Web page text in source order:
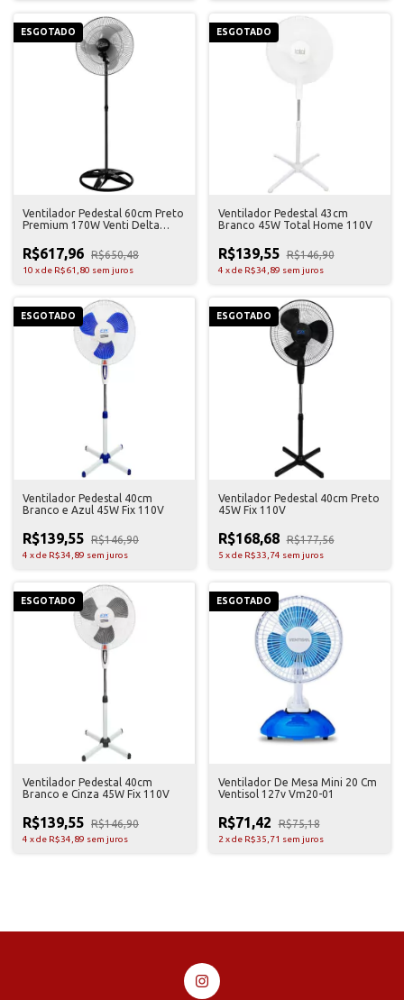
ESGOTADO
Ventilador Pedestal 60cm Preto
Premium 170W Venti Delta
R$617,96 R$650,48
10 xde R$61,80 sem juros
ESGOTADO
Ventilador Pedestal 43cm
Branco 45W Total Home 110V
R$139,55 R$146,90
4 xde R$34,89 sem juros
ESGOTADO
Ventilador Pedestal 40cm
Branco e Azul 45W Fix 110V
R$139,55 R$146,90
4 xde R$34,89 sem juros
ESGOTADO
Ventilador Pedestal 40cm Preto
45W Fix 110V
R$168,68 R$177,56
5 xde R$33,74 sem juros
ESGOTADO
Ventilador Pedestal 40cm
Branco e Cinza 45W Fix 110V
R$139,55 R$146,90
4 xde R$34,89 sem juros
ESGOTADO
Ventilador De Mesa Mini 20 Cm
Ventisol 127v Vm20-01
R$71,42 R$75,18
2 xde R$35,71 sem juros